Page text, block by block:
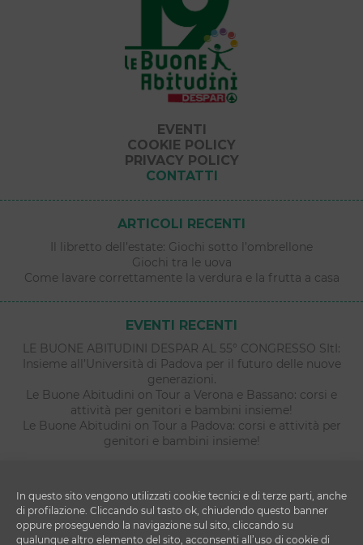
In questo sito vengono utilizzati cookie tecnici e di terze parti, anche
di profilazione. Cliccando sul tasto ok, chiudendo questo banner
oppure proseguendo la navigazione sul sito, cliccando su
qualunque altro elemento del sito, acconsenti all’uso di cookie di
EVENTI
COOKIE POLICY
PRIVACY POLICY
CONTATTI
ARTICOLI RECENTI
Il libretto dell’estate: Giochi sotto l’ombrellone
Giochi tra le uova
Come lavare correttamente la verdura e la frutta a casa
EVENTI RECENTI
LE BUONE ABITUDINI DESPAR AL 55° CONGRESSO SItI:
Insieme all’Università di Padova per il futuro delle nuove
generazioni.
Le Buone Abitudini on Tour a Verona e Bassano: corsi e
attività per genitori e bambini insieme!
Le Buone Abitudini on Tour a Padova: corsi e attività per
genitori e bambini insieme!